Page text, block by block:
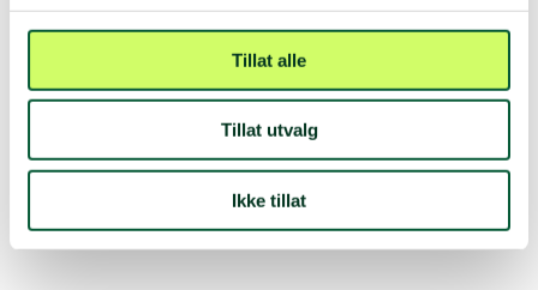
Tillat alle
Tillat utvalg
Ikke tillat